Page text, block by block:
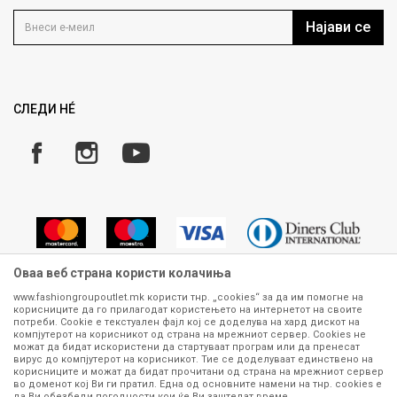
Кариера
Како да купите
Замена и рефундација на производи
Плаќање
Најави се
СЛЕДИ НÉ
Сите информации околу производите кои се изложени на нашата
онлајн продавница се стремиме да бидат конкретни, точни и прецизни,
меѓутоа не можеме да гарантираме дека се без ниту една грешка или
пак дека сите производи во моментот се достапни на залиха.
Фотографиите се најверодостојниот приказ на производот. Доколку
дојде до потреба за замена на производ или рефундација, процедурата
Оваа веб страна користи колачиња
www.fashiongroupoutlet.mk користи тнр. „cookies“ за да им помогне на
корисниците да го прилагодат користењето на интернетот на своите
потреби. Cookie е текстуален фајл кој се доделува на хард дискот на
компјутерот на корисникот од страна на мрежниот сервер. Cookies не
можат да бидат искористени да стартуваат програм или да пренесат
вирус до компјутерот на корисникот. Тие се доделуваат единствено на
корисниците и можат да бидат прочитани од страна на мрежниот сервер
во доменот кој Ви ги пратил. Една од основните намени на тнр. сookies е